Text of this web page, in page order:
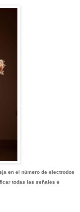
en el número de electrodos
todas las señales e